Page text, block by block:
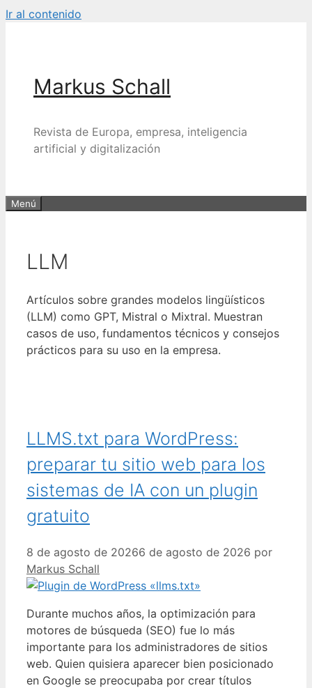
Ir al contenido
Markus Schall
Revista de Europa, empresa, inteligencia
artificial y digitalización
Menú
LLM
Artículos sobre grandes modelos lingüísticos
(LLM) como GPT, Mistral o Mixtral. Muestran
casos de uso, fundamentos técnicos y consejos
prácticos para su uso en la empresa.
LLMS.txt para WordPress:
preparar tu sitio web para los
sistemas de IA con un plugin
gratuito
8 de agosto de 20266 de agosto de 2026 por
Markus Schall
Durante muchos años, la optimización para
motores de búsqueda (SEO) fue lo más
importante para los administradores de sitios
web. Quien quisiera aparecer bien posicionado
en Google se preocupaba por crear títulos